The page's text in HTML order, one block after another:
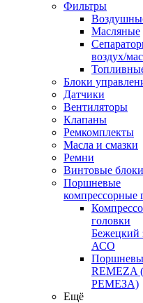
Фильтры
Масляные
воздух/
Блоки
Датчики
Вентиляторы
Клапаны
Ремкомплекты
Масла и смазки
Ремни
Винтовые блоки
Поршневые
компрессорные
головки
Бежецкий
АСО
REMEZA (
РЕМЕЗА)
Ещё